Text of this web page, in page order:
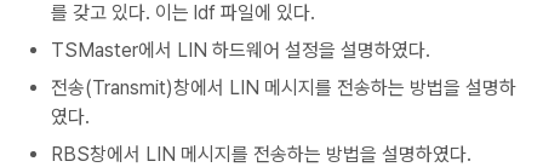
를 갖고 있다. 이는 ldf 파일에 있다.
TSMaster에서 LIN 하드웨어 설정을 설명하였다.
전송(Transmit)창에서 LIN 메시지를 전송하는 방법을 설명하
였다.
RBS창에서 LIN 메시지를 전송하는 방법을 설명하였다.